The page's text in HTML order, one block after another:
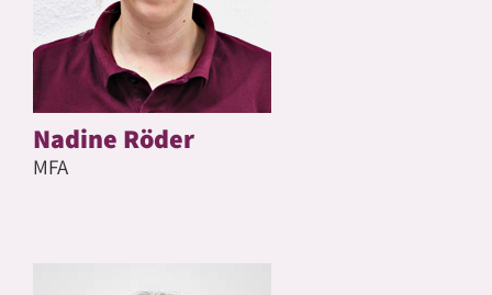
Nadine Röder
MFA